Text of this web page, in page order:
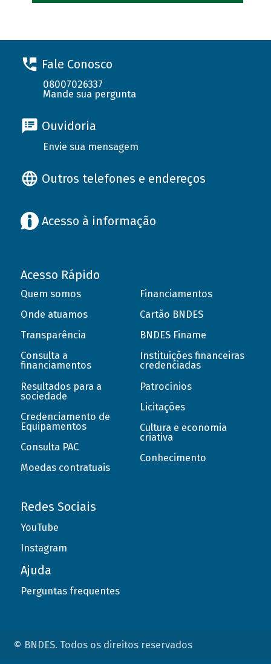
Fale Conosco
08007026337
Mande sua pergunta
Ouvidoria
Envie sua mensagem
Outros telefones e endereços
Acesso à informação
Acesso Rápido
Quem somos
Onde atuamos
Transparência
Consulta a
financiamentos
Resultados para a
sociedade
Credenciamento de
Equipamentos
Consulta PAC
Moedas contratuais
Financiamentos
Cartão BNDES
BNDES Finame
Instituições financeiras
credenciadas
Patrocínios
Licitações
Cultura e economia
criativa
Conhecimento
Redes Sociais
YouTube
Instagram
Ajuda
Perguntas frequentes
© BNDES. Todos os direitos reservados